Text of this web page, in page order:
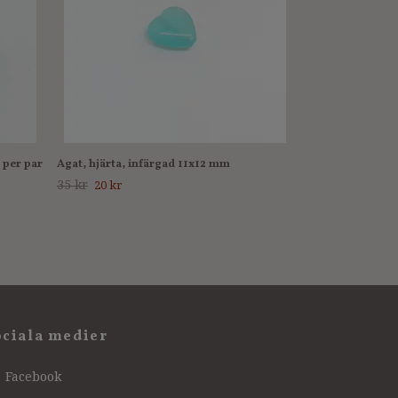
per par Agat, hjärta, infärgad 11x12 mm
35 kr 20 kr
medier
Facebook